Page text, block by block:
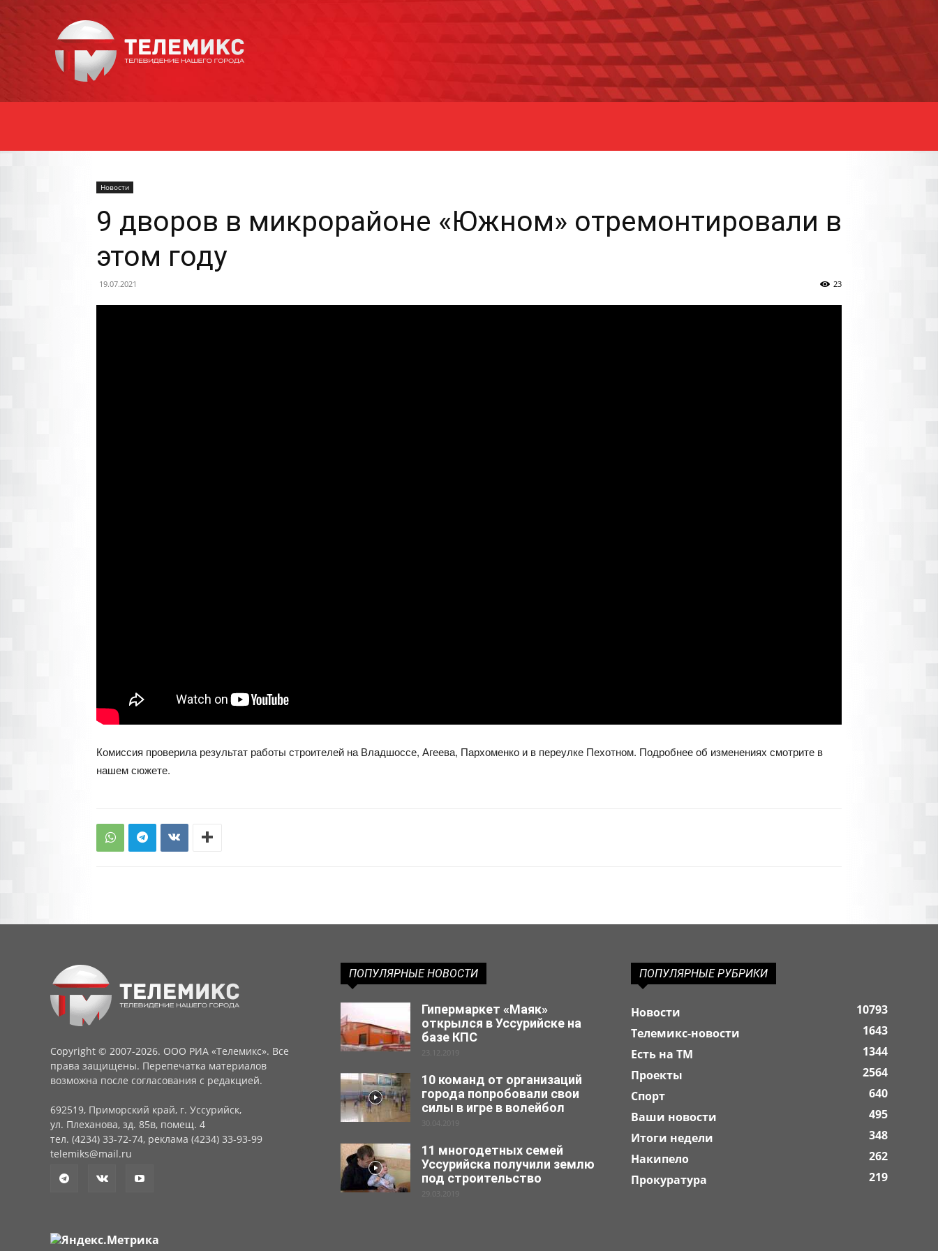
Уссурийска
Новости
9 дворов в микрорайоне «Южном» отремонтировали в
этом году
19.07.2021 23
Комиссия проверила результат работы строителей на Владшоссе, Агеева, Пархоменко и в переулке Пехотном. Подробнее об изменениях смотрите в
нашем сюжете.
Copyright © 2007-2026. ООО РИА «Телемикс». Все
права защищены. Перепечатка материалов
возможна после согласования с редакцией.
692519, Приморский край, г. Уссурийск,
ул. Плеханова, зд. 85в, помещ. 4
тел. (4234) 33-72-74, реклама (4234) 33-93-99
telemiks@mail.ru
ПОПУЛЯРНЫЕ НОВОСТИ
Гипермаркет «Маяк»
открылся в Уссурийске на
базе КПС
23.12.2019
10 команд от организаций
города попробовали свои
силы в игре в волейбол
30.04.2019
11 многодетных семей
Уссурийска получили землю
под строительство
29.03.2019
ПОПУЛЯРНЫЕ РУБРИКИ
Новости
10793
Телемикс-новости
1643
Есть на ТМ
1344
Проекты
2564
Спорт
640
Ваши новости
495
Итоги недели
348
Накипело
262
Прокуратура
219